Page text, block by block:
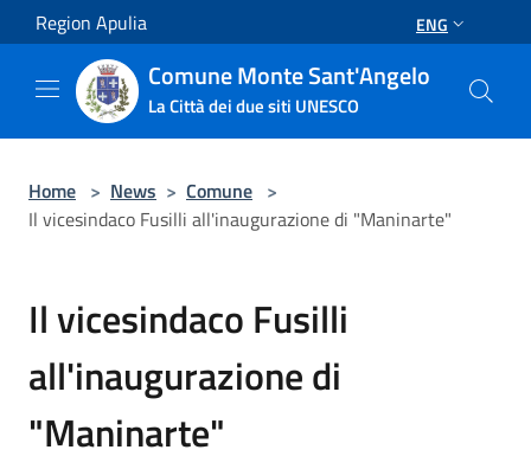
Salta al contenuto principale
Region Apulia ENG
Comune Monte Sant'Angelo
La Città dei due siti UNESCO
Home > News > Comune >
Il vicesindaco Fusilli all'inaugurazione di "Maninarte"
Il vicesindaco Fusilli
all'inaugurazione di
"Maninarte"